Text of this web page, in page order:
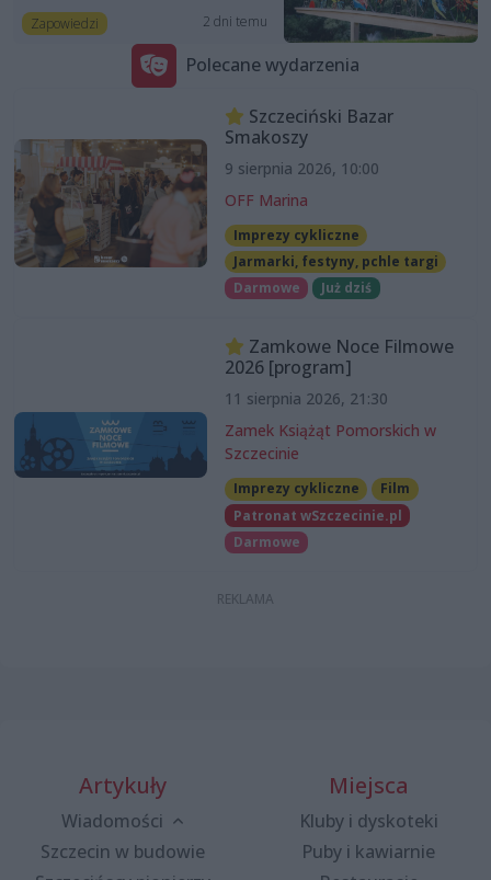
Zapowiedzi 2 dni temu
Polecane wydarzenia
Szczeciński Bazar
Smakoszy
9 sierpnia 2026, 10:00
OFF Marina
Imprezy cykliczne
Jarmarki, festyny, pchle targi
Darmowe
Już dziś
Zamkowe Noce Filmowe
2026 [program]
11 sierpnia 2026, 21:30
Zamek Książąt Pomorskich w
Szczecinie
Imprezy cykliczne
Film
Patronat wSzczecinie.pl
Darmowe
Artykuły
Wiadomości
Szczecin w budowie
Miejsca
Kluby i dyskoteki
Puby i kawiarnie